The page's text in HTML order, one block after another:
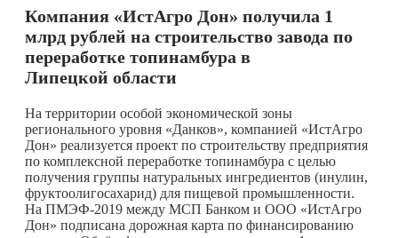
Компания «ИстАгро Дон» получила 1
млрд рублей на строительство завода по
переработке топинамбура в
Липецкой области
На территории особой экономической зоны
регионального уровня «Данков», компанией «ИстАгро
Дон» реализуется проект по строительству предприятия
по комплексной переработке топинамбура с целью
получения группы натуральных ингредиентов (инулин,
фруктоолигосахарид) для пищевой промышленности.
На ПМЭФ-2019 между МСП Банком и ООО «ИстАгро
Дон» подписана дорожная карта по финансированию